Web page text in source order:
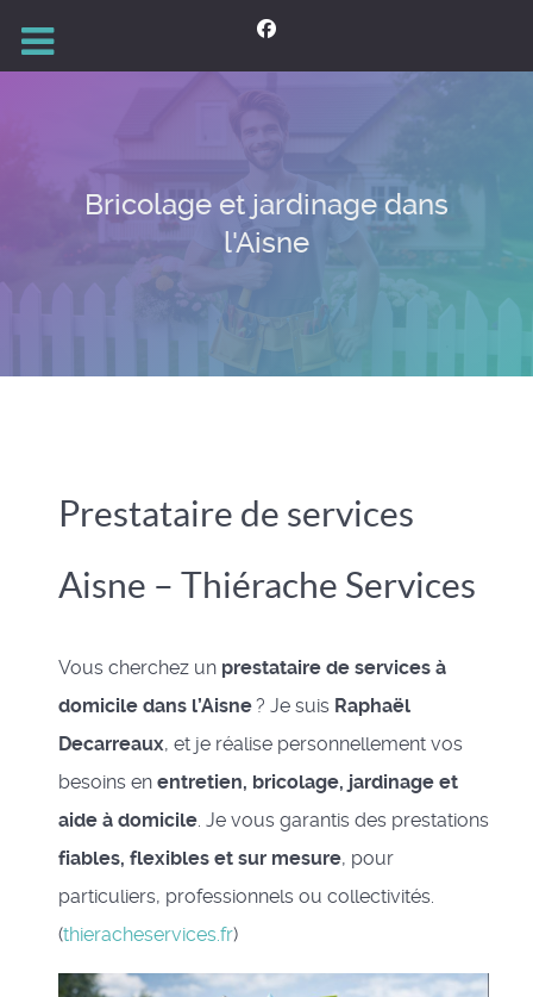
Bricolage et jardinage dans
l'Aisne
Prestataire de services
Aisne – Thiérache Services
Vous cherchez un prestataire de services à
domicile dans l’Aisne? Je suis Raphaël
Decarreaux, et je réalise personnellement vos
besoins en entretien, bricolage, jardinage et
aide à domicile. Je vous garantis des prestations
fiables, flexibles et sur mesure, pour
particuliers, professionnels ou collectivités.
(thieracheservices.fr)